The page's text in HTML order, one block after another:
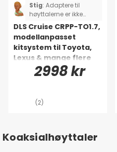
Stig: Adaptere til
høyttalerne er ikke
komplette, jeg måtte
klippe og lodde to av
høyttalerne. Gjelder
Toyota Rav4.
DLS Cruise CRPP-TO1.7,
modellanpasset
kitsystem til Toyota,
Lexus & mange flere
2998 kr
(2)
Koaksialhøyttaler